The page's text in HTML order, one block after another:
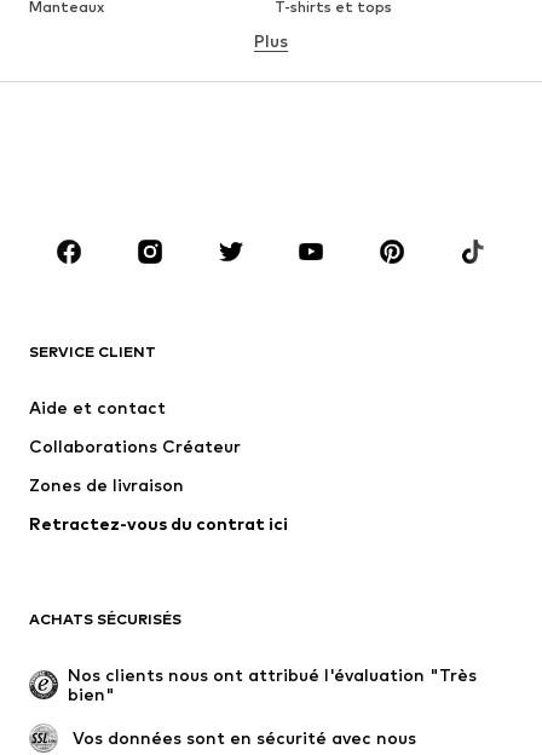
Manteaux
T-shirts et tops
Lingerie
Jupes
Blouses et tuniques
Accessoires
Premium
Nouveautés
Lingerie
Manteaux
Jupes
Occasions spéciales
Exclusif
Remise à neuf
Plus
SERVICE CLIENT
Aide et contact
Collaborations Créateur
Zones de livraison
Retractez-vous du contrat ici
ACHATS SÉCURISÉS
Nos clients nous ont attribué l'évaluation "Très
bien"
Vos données sont en sécurité avec nous